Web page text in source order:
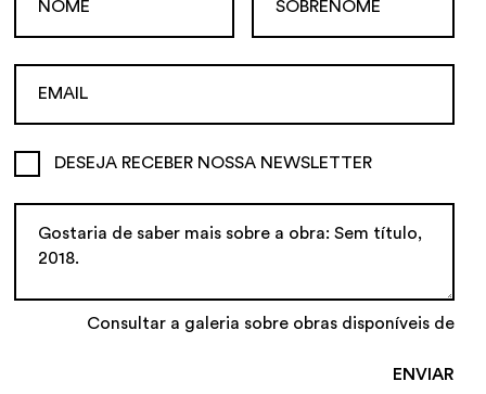
DESEJA RECEBER NOSSA NEWSLETTER
Consultar a galeria sobre obras disponíveis de